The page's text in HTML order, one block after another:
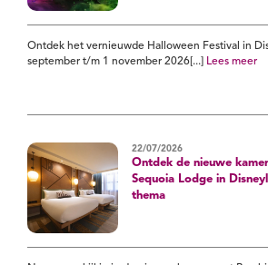
Ontdek het vernieuwde Halloween Festival in
september t/m 1 november 2026[...]
Lees meer
22/07/2026
Ontdek de nieuwe
Sequoia Lodge in
thema